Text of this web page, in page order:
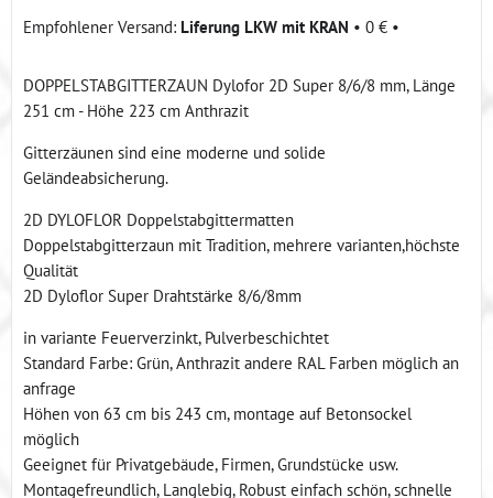
Liferung LKW mit KRAN • 0 € •
DOPPELSTABGITTERZAUN Dylofor 2D Super 8/6/8 mm, Länge
251 cm - Höhe 223 cm Anthrazit
Gitterzäunen sind eine moderne und solide
Geländeabsicherung.
2D DYLOFLOR Doppelstabgittermatten
Doppelstabgitterzaun mit Tradition, mehrere varianten,höchste
Qualität
2D Dyloflor Super Drahtstärke 8/6/8mm
in variante Feuerverzinkt, Pulverbeschichtet
Standard Farbe: Grün, Anthrazit andere RAL Farben möglich an
anfrage
Höhen von 63 cm bis 243 cm, montage auf Betonsockel
möglich
Geeignet für Privatgebäude, Firmen, Grundstücke usw.
Montagefreundlich, Langlebig, Robust einfach schön, schnelle